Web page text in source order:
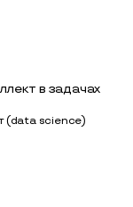
в задачах
(data science)